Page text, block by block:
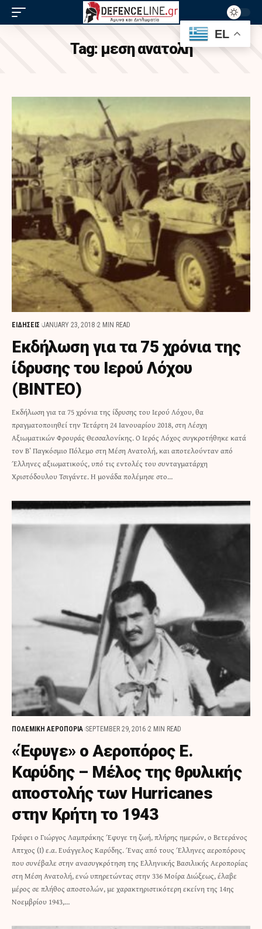
Tag: μεση ανατολη
ΕΙΔΗΣΕΙΣ JANUARY 23, 2018 2 MIN READ
Eκδήλωση για τα 75 χρόνια της
ίδρυσης του Ιερού Λόχου
(ΒΙΝΤΕΟ)
Εκδήλωση για τα 75 χρόνια της ίδρυσης του Ιερού Λόχου, θα
πραγματοποιηθεί την Τετάρτη 24 Ιανουαρίου 2018, στη Λέσχη
Αξιωματικών Φρουράς Θεσσαλονίκης. Ο Ιερός Λόχος συγκροτήθηκε κατά
τον Βʼ Παγκόσμιο Πόλεμο στη Μέση Ανατολή, και αποτελούνταν από
Έλληνες αξιωματικούς, υπό τις εντολές του συνταγματάρχη
Χριστόδουλου Τσιγάντε. Η μονάδα πολέμησε στο…
ΠΟΛΕΜΙΚΗ ΑΕΡΟΠΟΡΙΑ SEPTEMBER 29, 2016 2 MIN READ
«Έφυγε» ο Αεροπόρος Ε.
Καρύδης – Μέλος της θρυλικής
αποστολής των Hurricanes
στην Κρήτη το 1943
Γράφει ο Γιώργος Λαμπράκης Έφυγε τη ζωή, πλήρης ημερών, ο Βετεράνος
Απτχος (Ι) ε.α. Ευάγγελος Καρύδης. Ένας από τους Έλληνες αεροπόρους
που συνέβαλε στην ανασυγκρότηση της Ελληνικής Βασιλικής Αεροπορίας
στη Μέση Ανατολή, ενώ υπηρετώντας στην 336 Μοίρα Διώξεως, έλαβε
μέρος σε πλήθος αποστολών, με χαρακτηριστικότερη εκείνη της 14ης
Νοεμβρίου 1943,…
EL